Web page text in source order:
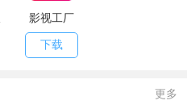
影视工厂
下载
更多